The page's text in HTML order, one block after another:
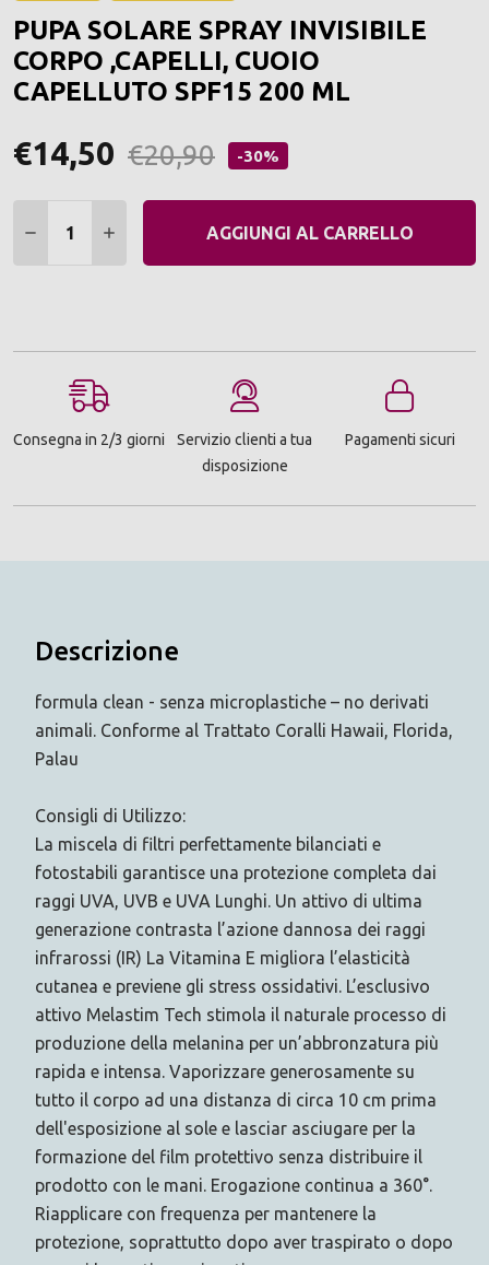
PUPA SOLARE SPRAY INVISIBILE
CORPO ,CAPELLI, CUOIO
CAPELLUTO SPF15 200 ML
€14,50 €20,90 -30%
DIMINUIRE QUANTITÀ:
AUMENTARE QUANTITÀ:
AGGIUNGI AL CARRELLO
Consegna in 2/3 giorni
Servizio clienti a tua
disposizione
Pagamenti sicuri
Descrizione
formula clean - senza microplastiche – no derivati
animali. Conforme al Trattato Coralli Hawaii, Florida,
Palau
Consigli di Utilizzo:
La miscela di filtri perfettamente bilanciati e
fotostabili garantisce una protezione completa dai
raggi UVA, UVB e UVA Lunghi. Un attivo di ultima
generazione contrasta l’azione dannosa dei raggi
infrarossi (IR) La Vitamina E migliora l’elasticità
cutanea e previene gli stress ossidativi. L’esclusivo
attivo Melastim Tech stimola il naturale processo di
produzione della melanina per un’abbronzatura più
rapida e intensa. Vaporizzare generosamente su
tutto il corpo ad una distanza di circa 10 cm prima
dell'esposizione al sole e lasciar asciugare per la
formazione del film protettivo senza distribuire il
prodotto con le mani. Erogazione continua a 360°.
Riapplicare con frequenza per mantenere la
protezione, soprattutto dopo aver traspirato o dopo